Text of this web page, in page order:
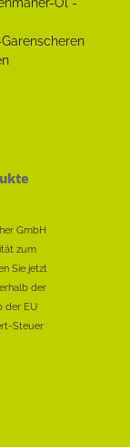
GmbH
zum
Sie jetzt
der
der EU
Steuer